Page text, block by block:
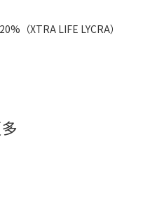
（XTRA LIFE LYCRA）